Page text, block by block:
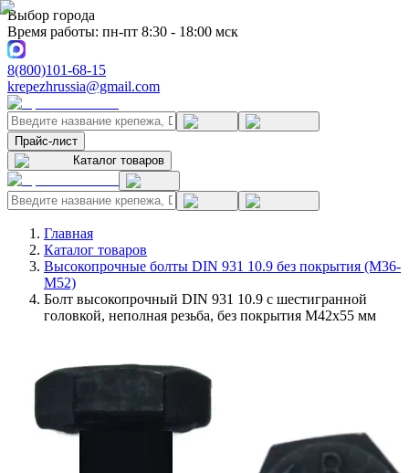
Выбор города
Время работы: пн-пт 8:30 - 18:00 мск
8(800)101-68-15
krepezhrussia@gmail.com
Прайс-лист
Каталог товаров
Главная
Каталог товаров
Высокопрочные болты DIN 931 10.9 без покрытия (M36-
M52)
Болт высокопрочный DIN 931 10.9 с шестигранной
головкой, неполная резьба, без покрытия M42x55 мм